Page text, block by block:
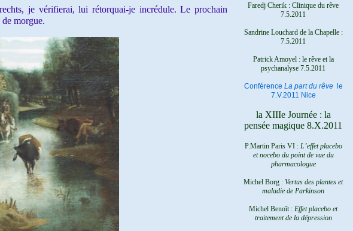
je vérifierai, lui rétorquai-je incrédule. Le prochain
morgue.
Faredj Cherik : Clinique du rêve
7.5.2011
Sandrine Louchard de la Chapelle :
7.5.2011
Patrick Amoyel : le rêve et la
psychanalyse 7.5.2011
Conférence La part du rêve
le
7.V.2011 Nice
la XIIIe Journée : la
pensée magique 8.X.2011
P.Martin Paris VI : L’effet placebo
et nocebo du point de vue du
pharmacologue
Michel Borg : Vertus des plantes et
maladie de Parkinson
Michel Benoît : Effet placebo et
traitement de la dépression